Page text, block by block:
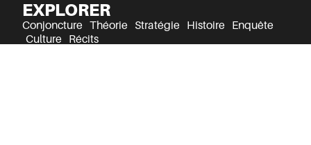
EXPLORER
Conjoncture Théorie Stratégie Histoire
Enquête
Culture
Récits